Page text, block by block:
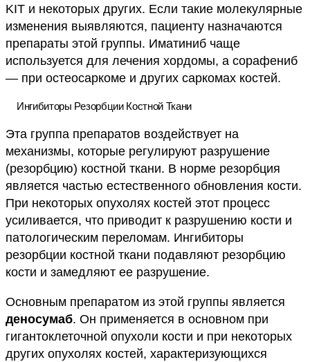
KIT и некоторых других. Если такие молекулярные
изменения выявляются, пациенту назначаются
препараты этой группы. Иматиниб чаще
используется для лечения хордомы, а сорафениб
— при остеосаркоме и других саркомах костей.
Ингибиторы Резорбции Костной Ткани
Эта группа препаратов воздействует на
механизмы, которые регулируют разрушение
(резорбцию) костной ткани. В норме резорбция
является частью естественного обновления кости.
При некоторых опухолях костей этот процесс
усиливается, что приводит к разрушению кости и
патологическим переломам. Ингибиторы
резорбции костной ткани подавляют резорбцию
кости и замедляют ее разрушение.
Основным препаратом из этой группы является
деносумаб. Он применяется в основном при
гигантоклеточной опухоли кости и при некоторых
других опухолях костей, характеризующихся